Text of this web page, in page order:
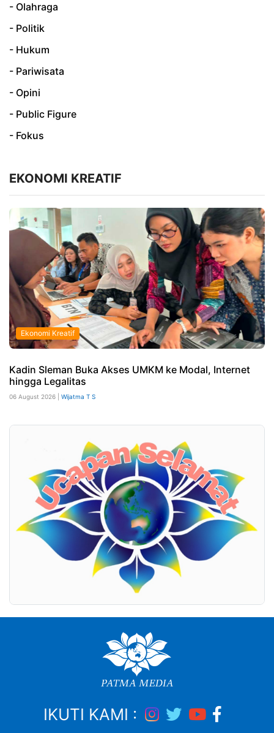
- Olahraga
- Politik
- Hukum
- Pariwisata
- Opini
- Public Figure
- Fokus
EKONOMI KREATIF
Ekonomi Kreatif
Kadin Sleman Buka Akses UMKM ke Modal, Internet
hingga Legalitas
06 August 2026 | Wijatma T S
IKUTI KAMI :